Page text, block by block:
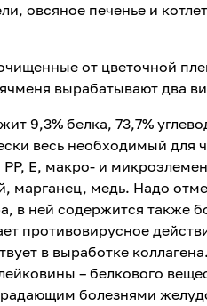
овсяное печенье и
от цветочной
вырабатывают два
9,3% белка, 73,7%
весь необходимый для
Е, макро- и
марганец, медь. Надо
в ней содержится также
противовирусное
в выработке
– белкового
болезнями